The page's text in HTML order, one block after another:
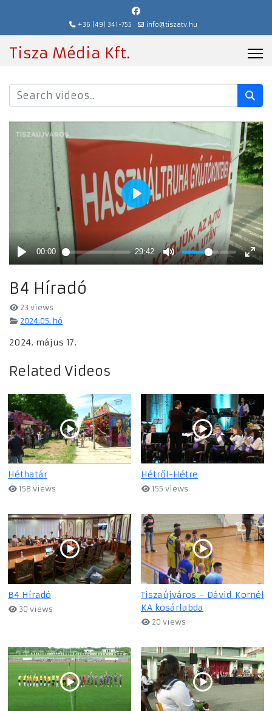
+36 (49) 341-755 info@tiszatv.hu
Tisza Média Kft.
B4 Híradó
23 views
2024.05. hó
2024. május 17.
Related Videos
Héthatár
158 views
Hétről-Hétre
155 views
B4 Híradó
30 views
Tiszaújváros - Dávid Kornél
KA kosárlabda
20 views